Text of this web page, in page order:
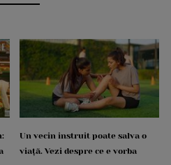
Un vecin instruit poate salva o
viață. Vezi despre ce e vorba